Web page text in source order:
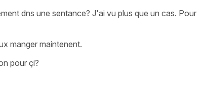
dns une sentance? J'ai vu plus que un cas. Pour
manger maintenent.
pour çi?